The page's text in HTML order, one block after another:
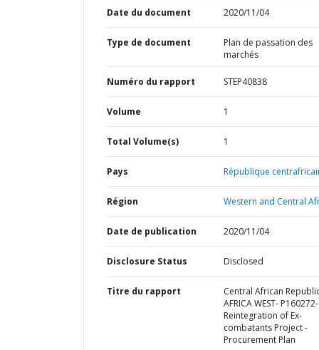
Date du document 2020/11/04
Type de document
Plan de passation des
marchés
Numéro du rapport STEP40838
Volume 1
Total Volume(s) 1
Pays République
Région Western and Central
Date de publication 2020/11/04
Disclosure Status Disclosed
Titre du rapport
Central African
AFRICA WEST- P160272-
Reintegration of Ex-
combatants Project -
Procurement Plan